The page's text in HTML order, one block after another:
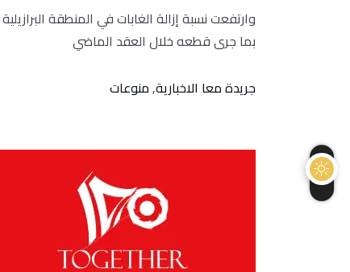
بما جرى قطعه خلال العقد الماضي
جريدة معا الاخبارية,منوعات